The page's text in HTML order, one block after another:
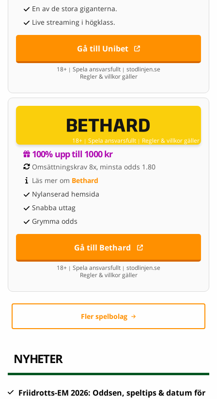
En av de stora giganterna.
Live streaming i högklass.
Gå till Unibet
18+ | Spela ansvarsfullt | stodlinjen.se
Regler & villkor gäller
18+ | Spela ansvarsfullt | Regler & villkor gäller
100% upp till 1000 kr
Omsättningskrav 8x, minsta odds 1.80
Läs mer om Bethard
Nylanserad hemsida
Snabba uttag
Grymma odds
Gå till Bethard
18+ | Spela ansvarsfullt | stodlinjen.se
Regler & villkor gäller
Fler spelbolag
NYHETER
Friidrotts-EM 2026: Oddsen, speltips & datum för